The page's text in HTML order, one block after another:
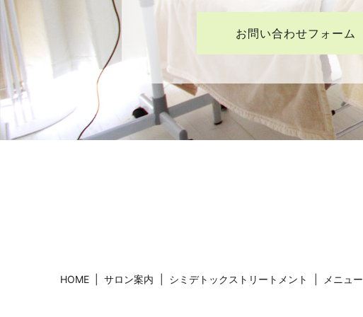
お問い合わせフォーム
HOME サロン案内 シミデトックストリートメント メニュー